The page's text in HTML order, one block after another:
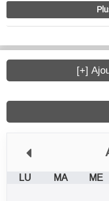
LU MA ME
[+]